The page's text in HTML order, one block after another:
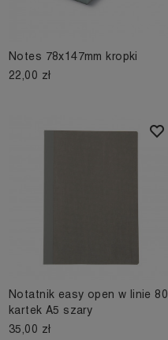
Notes 78x147mm kropki
22,00 zł
Notatnik easy open w linie 80
kartek A5 szary
35,00 zł